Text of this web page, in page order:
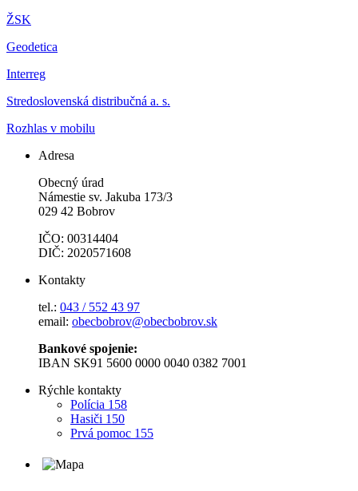
ŽSK
Geodetica
Interreg
Stredoslovenská distribučná a. s.
Rozhlas v mobilu
Adresa
Obecný úrad
Námestie sv. Jakuba 173/3
029 42 Bobrov
IČO: 00314404
DIČ: 2020571608
Kontakty
tel.: 043 / 552 43 97
email: obecbobrov@obecbobrov.sk
Bankové spojenie:
IBAN SK91 5600 0000 0040 0382 7001
Rýchle kontakty
Polícia 158
Hasiči 150
Prvá pomoc 155